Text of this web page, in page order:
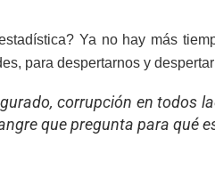
Ya no hay más
para despertarnos y despertar
corrupción en todos
que pregunta para qué